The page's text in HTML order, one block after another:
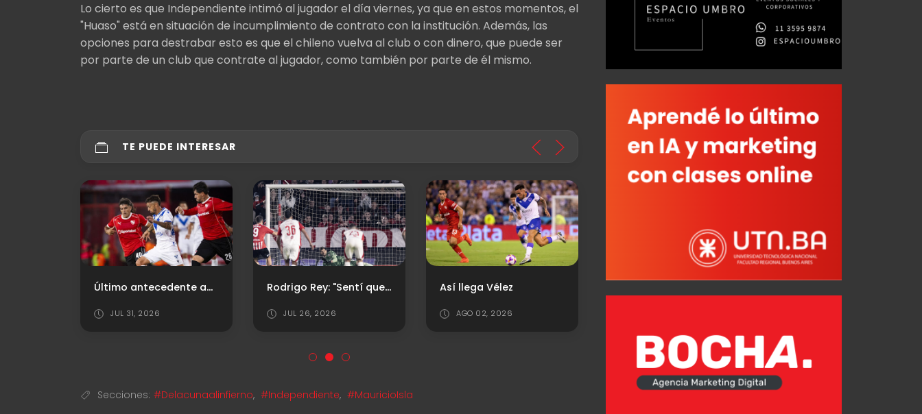
Lo cierto es que Independiente intimó al jugador el día viernes, ya que en estos momentos, el
"Huaso" está en situación de incumplimiento de contrato con la institución. Además, las
opciones para destrabar esto es que el chileno vuelva al club o con dinero, que puede ser
por parte de un club que contrate al jugador, como también por parte de él mismo.
TE PUEDE INTERESAR
Último antecedente ante Vélez
JUL 31, 2026
Rodrigo Rey: "Sentí que el penal podía ir ahí"
JUL 26, 2026
Así llega Vélez
AGO 02, 2026
Secciones: #Delacunaalinfierno, #Independiente, #MauricioIsla